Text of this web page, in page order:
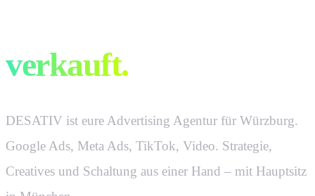
verkauft.
DESATIV ist eure Advertising Agentur für Würzburg.
Google Ads, Meta Ads, TikTok, Video. Strategie,
Creatives und Schaltung aus einer Hand – mit Hauptsitz